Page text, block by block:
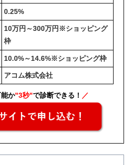
0.25%
10万円～300万円※ショッピング
枠
10.0%～14.6%※ショッピング枠
アコム株式会社
か"3秒"で診断できる！ ／